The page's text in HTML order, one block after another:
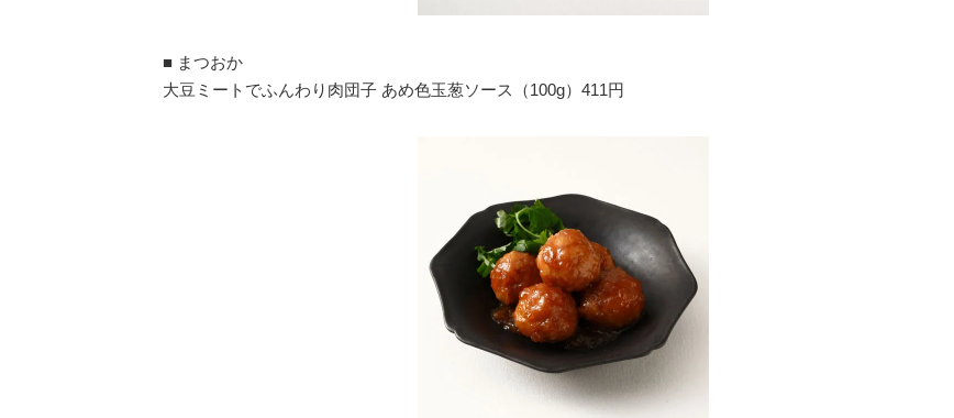
■ まつおか
大豆ミートでふんわり肉団子 あめ色玉葱ソース（100g）411円